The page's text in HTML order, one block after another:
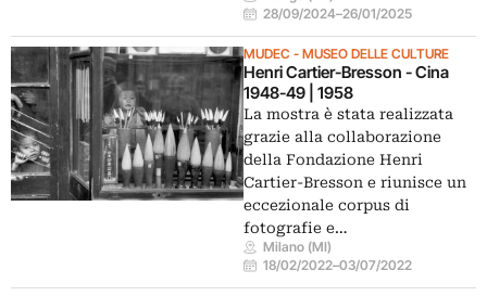
28/09/2024–26/01/2025
MUDEC - MUSEO DELLE CULTURE
Henri Cartier-Bresson - Cina
1948-49 | 1958
La mostra è stata realizzata
grazie alla collaborazione
della Fondazione Henri
Cartier-Bresson e riunisce un
eccezionale corpus di
fotografie e…
Milano (MI)
18/02/2022–03/07/2022